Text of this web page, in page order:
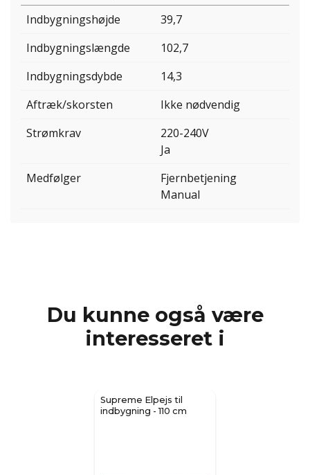
Indbygningshøjde
39,7
Indbygningslængde
102,7
Indbygningsdybde
14,3
Aftræk/skorsten
Ikke nødvendig
Strømkrav
220-240V
Ja
Medfølger
Fjernbetjening
Manual
Du kunne også være
interesseret i
Supreme Elpejs til
indbygning - 110 cm